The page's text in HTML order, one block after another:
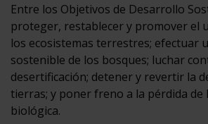
Entre los Objetivos de Desarrollo
proteger, restablecer y promover el
los ecosistemas terrestres; efectuar
sostenible de los bosques; luchar
desertificación; detener y revertir la
tierras; y poner freno a la pérdida de
biológica.